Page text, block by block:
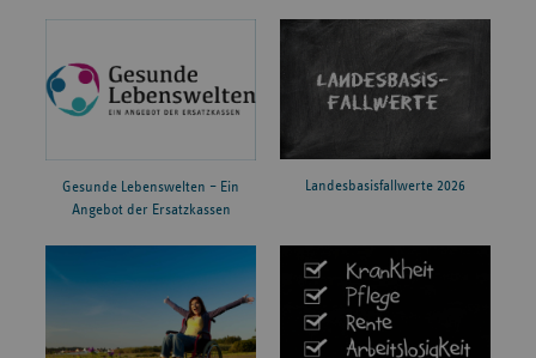
Gesunde Lebenswelten – Ein
Angebot der Ersatzkassen
Landesbasisfallwerte 2026